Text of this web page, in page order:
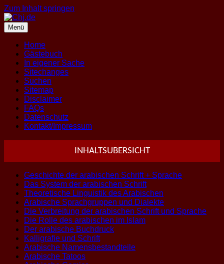
Zum Inhalt springen
Menü
Home
Gästebuch
In eigener Sache
Sitechanges
Suchen
Sitemap
Disclaimer
FAQs
Datenschutz
Kontakt/Impressum
INHALTSUBERSICHT
Geschichte der arabischen Schrift + Sprache
Das System der arabischen Schrift
Theoretische Linguistik des Arabischen
Arabische Sprachgruppen und Dialekte
Die Verbreitung der arabischen Schrift und Sprache
Die Rolle des arabischen im Islam
Der arabische Buchdruck
Kalligrafie und Schrift
Arabische Namensbestandteile
Arabische Tatoos